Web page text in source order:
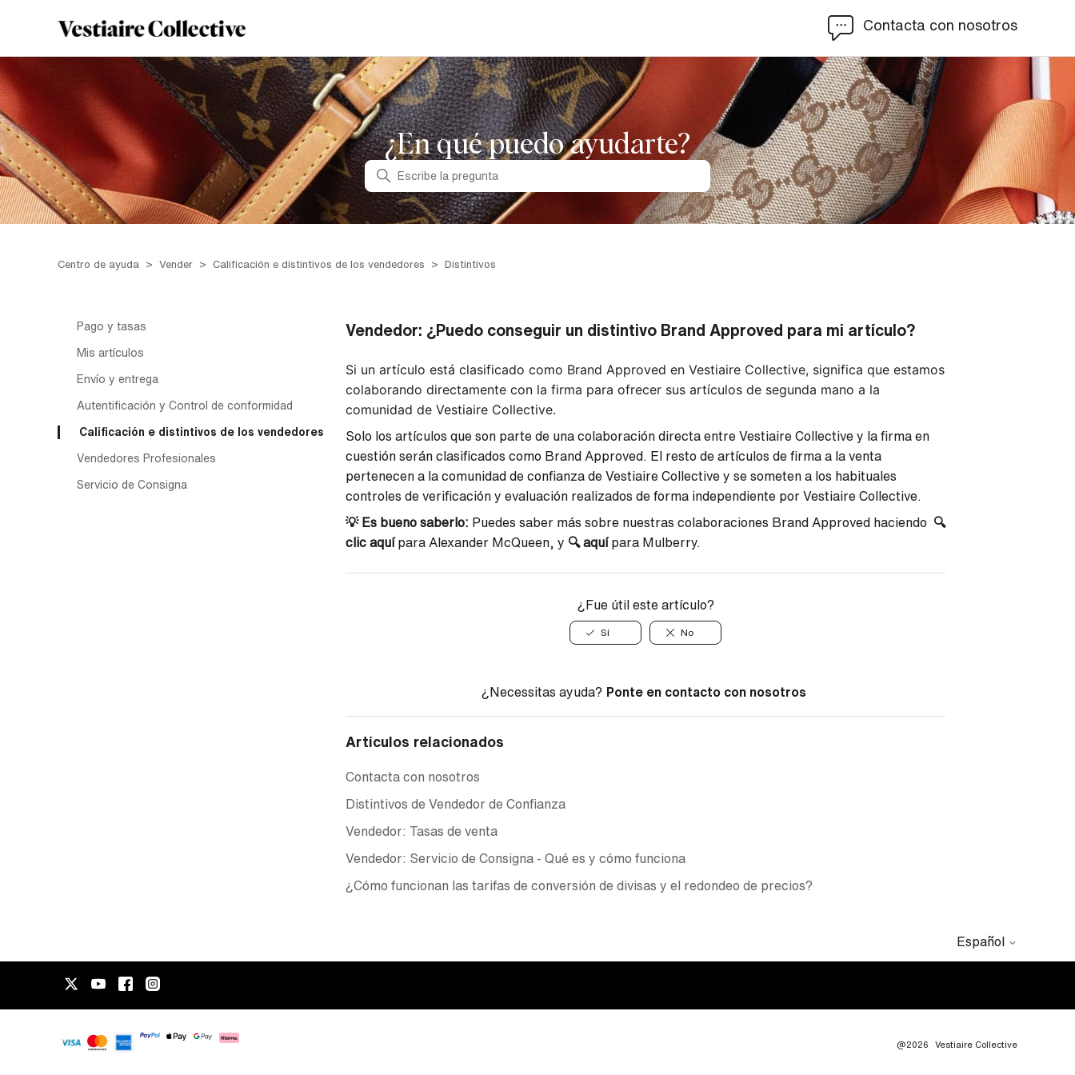
Contacta con nosotros
¿En qué puedo ayudarte?
Búsqueda
Centro de ayuda Vender Calificación e distintivos de los vendedores Distintivos
Pago y tasas
Mis artículos
Envío y entrega
Autentificación y Control de conformidad
Calificación e distintivos de los vendedores
Vendedores Profesionales
Servicio de Consigna
Vendedor: ¿Puedo conseguir un distintivo Brand Approved para mi artículo?
Si un artículo está clasificado como Brand Approved en Vestiaire Collective, significa que estamos
colaborando directamente con la firma para ofrecer sus artículos de segunda mano a la
comunidad de Vestiaire Collective.
Solo los artículos que son parte de una colaboración directa entre Vestiaire Collective y la firma en
cuestión serán clasificados como Brand Approved. El resto de artículos de firma a la venta
pertenecen a la comunidad de confianza de Vestiaire Collective y se someten a los habituales
controles de verificación y evaluación realizados de forma independiente por Vestiaire Collective.
💡 Es bueno saberlo: Puedes saber más sobre nuestras colaboraciones Brand Approved haciendo 🔍
clic aquípara Alexander McQueen, y 🔍 aquípara Mulberry.
¿Fue útil este artículo?
Sí No
¿Necessitas ayuda? Ponte en contacto con nosotros
Artículos relacionados
Contacta con nosotros
Distintivos de Vendedor de Confianza
Vendedor: Tasas de venta
Vendedor: Servicio de Consigna - Qué es y cómo funciona
¿Cómo funcionan las tarifas de conversión de divisas y el redondeo de precios?
Español
@2026 Vestiaire Collective